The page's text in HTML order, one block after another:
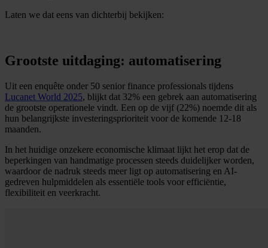
Laten we dat eens van dichterbij bekijken:
Grootste uitdaging: automatisering
Uit een enquête onder 50 senior finance professionals tijdens
Lucanet World 2025, blijkt dat 32% een gebrek aan automatisering
de grootste operationele vindt. Een op de vijf (22%) noemde dit als
hun belangrijkste investeringsprioriteit voor de komende 12-18
maanden.
In het huidige onzekere economische klimaat lijkt het erop dat de
beperkingen van handmatige processen steeds duidelijker worden,
waardoor de nadruk steeds meer ligt op automatisering en AI-
gedreven hulpmiddelen als essentiële tools voor efficiëntie,
flexibiliteit en veerkracht.